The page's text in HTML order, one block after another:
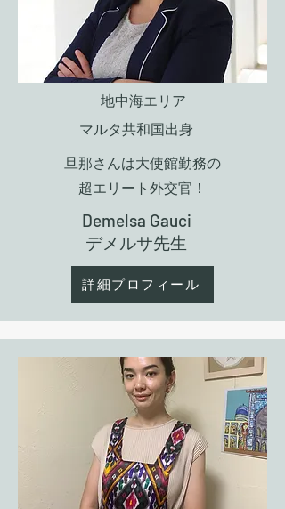
地中海エリア
マルタ共和国出身
旦那さんは大使館勤務の
超エリート外交官！
Demelsa Gauci
​デメルサ先生
詳細プロフィール